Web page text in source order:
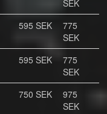
SEK
595 SEK
775
SEK
595 SEK
775
SEK
750 SEK
975
SEK